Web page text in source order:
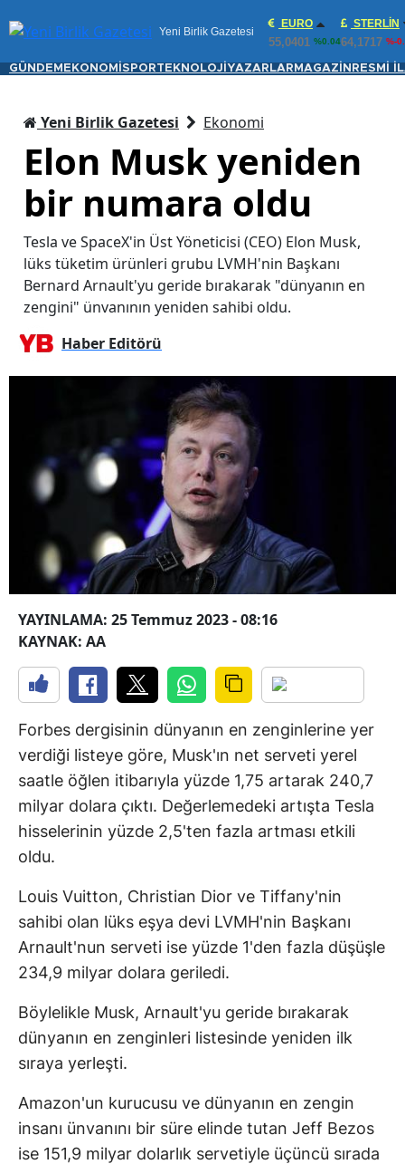
Yeni Birlik Gazetesi
EURO
55,0401 %0.04
STERLIN
64,1717 %-
GÜNDEM EKONOMİ SPORTEKNOLOJİ YAZARLAR MAGAZİN RESMİ
Yeni Birlik Gazetesi Ekonomi
Elon Musk yeniden
bir numara oldu
Tesla ve SpaceX'in Üst Yöneticisi (CEO) Elon Musk,
lüks tüketim ürünleri grubu LVMH'nin Başkanı
Bernard Arnault'yu geride bırakarak "dünyanın en
zengini" ünvanının yeniden sahibi oldu.
Haber Editörü
YAYINLAMA: 25 Temmuz 2023 - 08:16
KAYNAK: AA
Forbes dergisinin dünyanın en zenginlerine yer
verdiği listeye göre, Musk'ın net serveti yerel
saatle öğlen itibarıyla yüzde 1,75 artarak 240,7
milyar dolara çıktı. Değerlemedeki artışta Tesla
hisselerinin yüzde 2,5'ten fazla artması etkili
oldu.
Louis Vuitton, Christian Dior ve Tiffany'nin
sahibi olan lüks eşya devi LVMH'nin Başkanı
Arnault'nun serveti ise yüzde 1'den fazla düşüşle
234,9 milyar dolara geriledi.
Böylelikle Musk, Arnault'yu geride bırakarak
dünyanın en zenginleri listesinde yeniden ilk
sıraya yerleşti.
Amazon'un kurucusu ve dünyanın en zengin
insanı ünvanını bir süre elinde tutan Jeff Bezos
ise 151,9 milyar dolarlık servetiyle üçüncü sırada